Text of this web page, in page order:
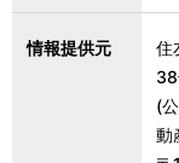
情報提供元
住
38
(
動